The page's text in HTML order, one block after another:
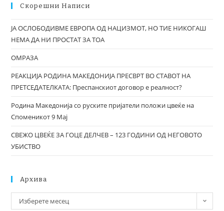
Скорешни Написи
ЈА ОСЛОБОДИВМЕ ЕВРОПА ОД НАЦИЗМОТ, НО ТИЕ НИКОГАШ
НЕМА ДА НИ ПРОСТАТ ЗА ТОА
ОМРАЗА
РЕАКЦИЈА РОДИНА МАКЕДОНИЈА ПРЕСВРТ ВО СТАВОТ НА
ПРЕТСЕДАТЕЛКАТА: Преспанскиот договор е реалност?
Родина Македонија со руските пријатели положи цвеќе на
Споменикот 9 Мај
СВЕЖО ЦВЕЌЕ ЗА ГОЦЕ ДЕЛЧЕВ – 123 ГОДИНИ ОД НЕГОВОТО
УБИСТВО
Архива
Изберете месец